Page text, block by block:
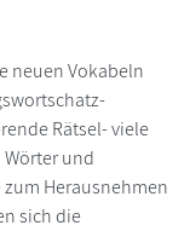
neuen Vokabeln
Rätsel- viele
und
Herausnehmen
sich die